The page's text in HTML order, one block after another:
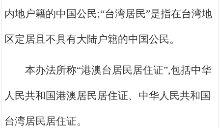
内地户籍的中国公民;“台湾居民”是指在台湾地
区定居且不具有大陆户籍的中国公民。
本办法所称“港澳台居民居住证”,包括中华
人民共和国港澳居民居住证、中华人民共和国
台湾居民居住证。